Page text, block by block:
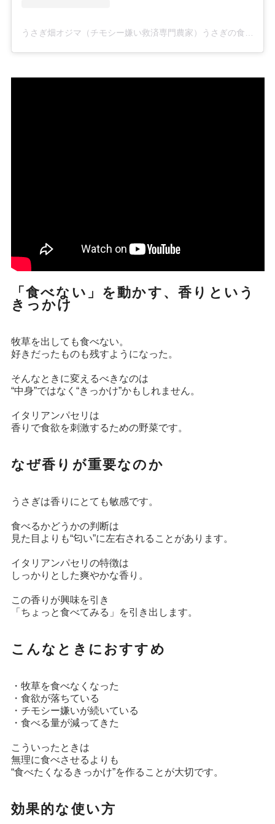
「食べない」を動かす、香りという
きっかけ
牧草を出しても食べない。
好きだったものも残すようになった。
そんなときに変えるべきなのは
“中身”ではなく“きっかけ”かもしれません。
イタリアンパセリは
香りで食欲を刺激するための野菜です。
なぜ香りが重要なのか
うさぎは香りにとても敏感です。
食べるかどうかの判断は
見た目よりも“匂い”に左右されることがあります。
イタリアンパセリの特徴は
しっかりとした爽やかな香り。
この香りが興味を引き
「ちょっと食べてみる」を引き出します。
こんなときにおすすめ
・牧草を食べなくなった
・食欲が落ちている
・チモシー嫌いが続いている
・食べる量が減ってきた
こういったときは
無理に食べさせるよりも
“食べたくなるきっかけ”を作ることが大切です。
効果的な使い方